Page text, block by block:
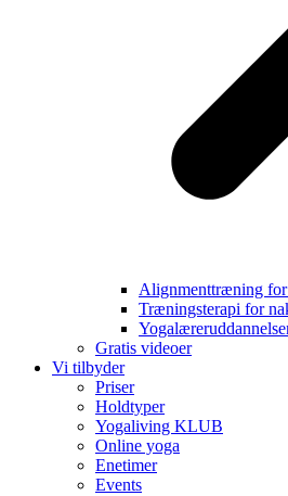
Alignmenttræning
Træningsterapi for
Gratis videoer
Vi tilbyder
Priser
Holdtyper
Yogaliving KLUB
Online yoga
Enetimer
Events